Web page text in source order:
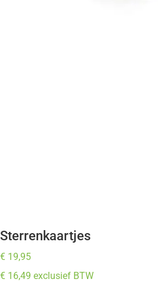
Sterrenkaartjes
€ 19,95
€ 16,49 exclusief BTW